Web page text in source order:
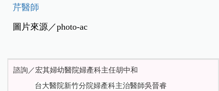
芹醫師
圖片來源／photo-ac
諮詢／宏其婦幼醫院婦產科主任胡中和
台大醫院新竹分院婦產科主治醫師吳晉睿